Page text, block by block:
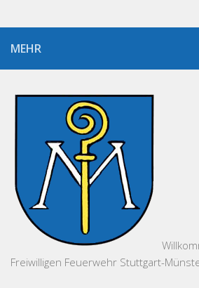
MEHR
Freiwilligen Feuerwehr Stuttgart-